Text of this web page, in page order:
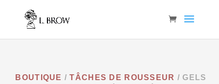
BOUTIQUE /TÂCHES DE ROUSSEUR / GELS